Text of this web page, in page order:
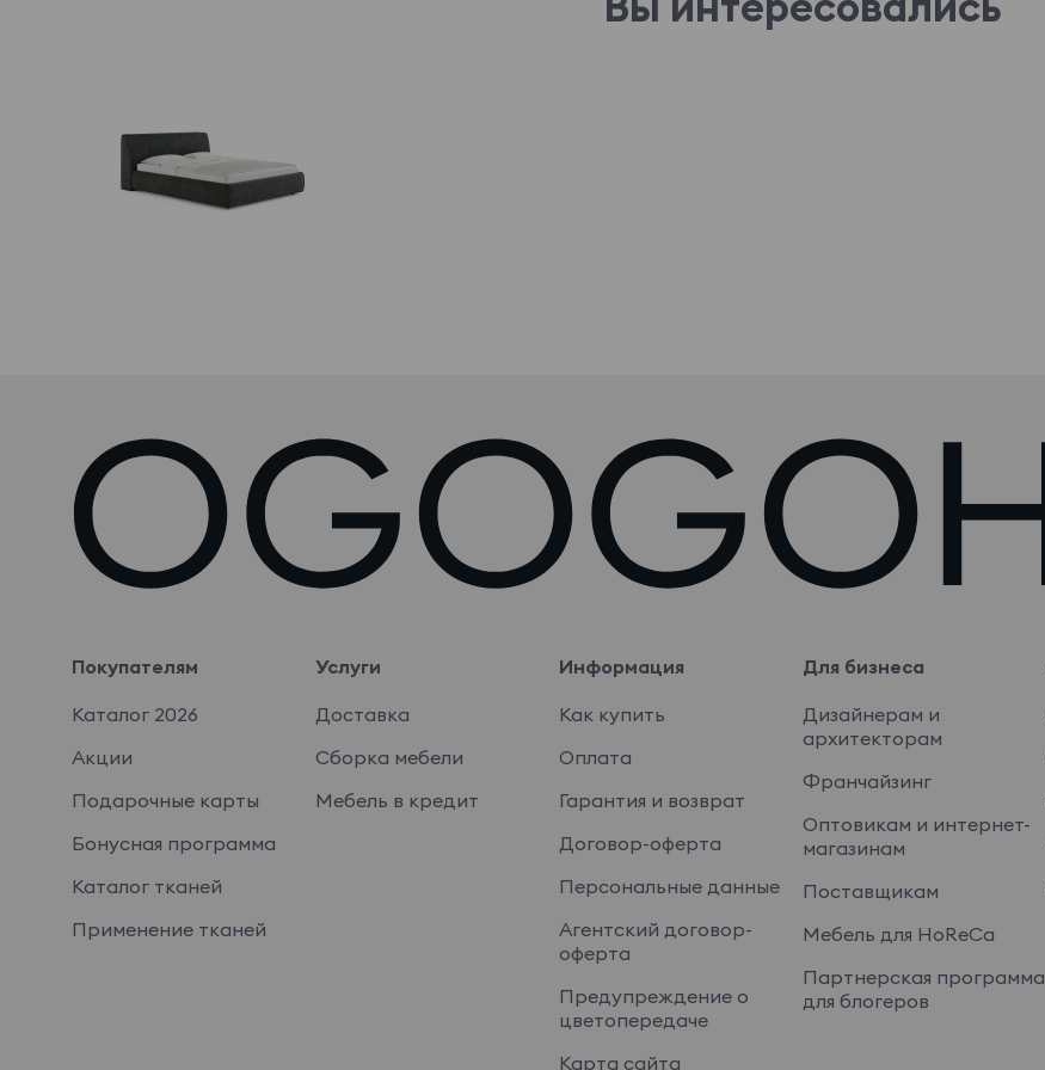
Покупателям
Каталог 2026
Акции
Подарочные карты
Бонусная программа
Каталог тканей
Применение тканей
Услуги
Доставка
Сборка мебели
Мебель в кредит
Информация
Как купить
Оплата
Гарантия и возврат
Договор-оферта
Персональные данные
Агентский договор-
оферта
Предупреждение о
цветопередаче
Карта сайта
Для бизнеса
Дизайнерам и
архитекторам
Франчайзинг
Оптовикам и интернет-
магазинам
Поставщикам
Мебель для HoReCa
Партнерская программа
для блогеров